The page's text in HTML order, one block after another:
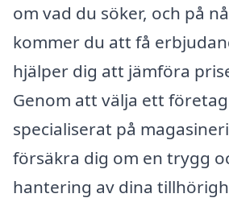
om vad du söker, och på
kommer du att få
hjälper dig att jämföra
Genom att välja ett
specialiserat på
försäkra dig om en trygg
hantering av dina